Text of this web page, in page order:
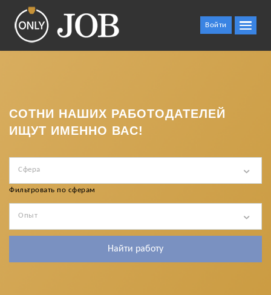
Войти
СОТНИ НАШИХ РАБОТОДАТЕЛЕЙ
ИЩУТ ИМЕННО ВАС!
Сфера
Фильтровать по сферам
Опыт